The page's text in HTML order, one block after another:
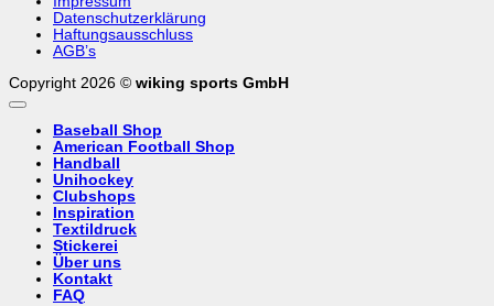
Datenschutzerklärung
Haftungsausschluss
AGB’s
Copyright 2026 © wiking sports GmbH
Baseball Shop
American Football Shop
Handball
Unihockey
Clubshops
Inspiration
Textildruck
Stickerei
Über uns
Kontakt
FAQ